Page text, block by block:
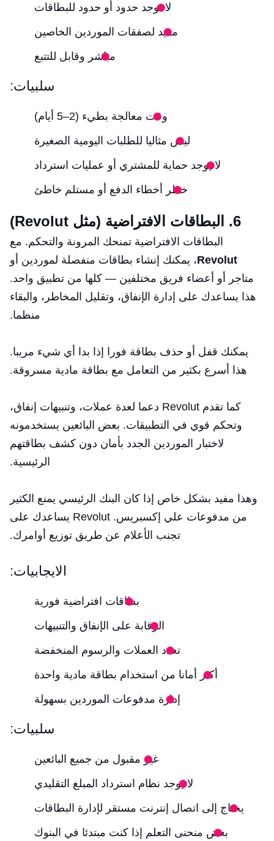
لا توجد حدود أو حدود للبطاقات
مفيد لصفقات الموردين الخاصين
مباشر وقابل للتتبع
سلبيات:
وقت معالجة بطيء (2–5 أيام)
ليس مثاليا للطلبات اليومية الصغيرة
لا يوجد حماية للمشتري أو عمليات استرداد
خطر أخطاء الدفع أو مستلم خاطئ
6. البطاقات الافتراضية (مثل Revolut)
البطاقات الافتراضية تمنحك المرونة والتحكم. مع
Revolut، يمكنك إنشاء بطاقات منفصلة لموردين أو
متاجر أو أعضاء فريق مختلفين — كلها من تطبيق واحد.
هذا يساعدك على إدارة الإنفاق، وتقليل المخاطر، والبقاء
منظما.
يمكنك قفل أو حذف بطاقة فورا إذا بدا أي شيء مريبا.
هذا أسرع بكثير من التعامل مع بطاقة مادية مسروقة.
كما تقدم Revolut دعما لعدة عملات، وتنبيهات إنفاق،
وتحكم قوي في التطبيقات. بعض البائعين يستخدمونه
لاختبار الموردين الجدد بأمان دون كشف بطاقتهم
الرئيسية.
وهذا مفيد بشكل خاص إذا كان البنك الرئيسي يمنع الكثير
من مدفوعات علي إكسبريس. Revolut يساعدك على
تجنب الأعلام عن طريق توزيع أوامرك.
الايجابيات:
بطاقات افتراضية فورية
الرقابة على الإنفاق والتنبيهات
تعدد العملات والرسوم المنخفضة
أكثر أمانا من استخدام بطاقة مادية واحدة
إدارة مدفوعات الموردين بسهولة
سلبيات:
غير مقبول من جميع البائعين
لا يوجد نظام استرداد المبلغ التقليدي
يحتاج إلى اتصال إنترنت مستقر لإدارة البطاقات
بعض منحنى التعلم إذا كنت مبتدئا في البنوك